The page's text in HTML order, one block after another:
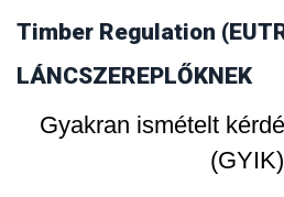
Timber Regulation
LÁNCSZEREPLŐKNEK
Gyakran ismételt
(GYIK)
3. Amennyiben egy piaci
partnertől vásárol, akkor is
vásárol faterméket, akkor
faterméket vásárló uniós
legyen, ő csak kereskedőnek